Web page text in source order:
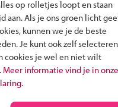
Speel het Fiets Veilig
en win een Cortina-fiets!
In de winkel ben je
plek!
Ontdek via het vmbo jouw
op rolletjes loopt en staan
aan. Als je ons groen licht
kunnen we je de beste
Je kunt ook zelf selecteren
cookies je wel en niet wilt
Meer informatie vind je in onze